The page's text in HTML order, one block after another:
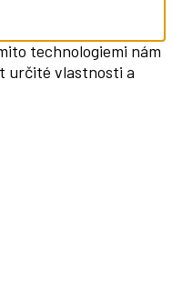
technologiemi nám
určité vlastnosti a